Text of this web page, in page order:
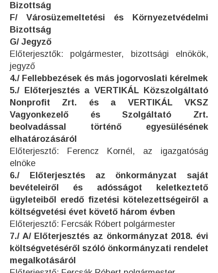
Bizottság
F/ Városüzemeltetési és Környezetvédelmi
Bizottság
G/ Jegyző
Előterjesztők: polgármester, bizottsági elnökök,
jegyző
4./ Fellebbezések és más jogorvoslati kérelmek
5./ Előterjesztés a VERTIKÁL Közszolgáltató
Nonprofit Zrt. és a VERTIKÁL VKSZ
Vagyonkezelő és Szolgáltató Zrt.
beolvadással történő egyesülésének
elhatározásáról
Előterjesztő: Ferencz Kornél, az igazgatóság
elnöke
6./ Előterjesztés az önkormányzat saját
bevételeiről és adósságot keletkeztető
ügyleteiből eredő fizetési kötelezettségeiről a
költségvetési évet követő három évben
Előterjesztő: Fercsák Róbert polgármester
7./ A/ Előterjesztés az önkormányzat 2018. évi
költségvetéséről szóló önkormányzati rendelet
megalkotásáról